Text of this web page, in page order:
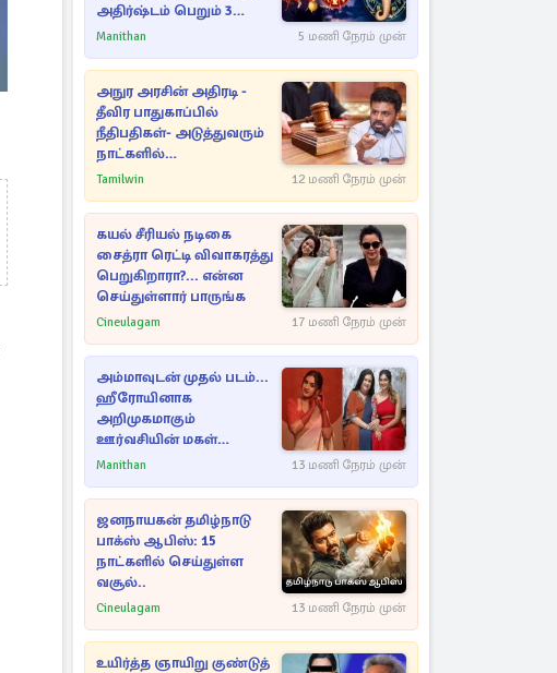
அதிர்ஷ்டம் பெறும் 3
ராசிகள்!
Manithan 5 மணி நேரம் முன்
அநுர அரசின் அதிரடி -
தீவிர பாதுகாப்பில்
நீதிபதிகள்- அடுத்துவரும்
நாட்களில்
அம்பலமாகவுள்ள ரகசியம்
Tamilwin 12 மணி நேரம் முன்
கயல் சீரியல் நடிகை
சைத்ரா ரெட்டி விவாகரத்து
பெறுகிறாரா?... என்ன
செய்துள்ளார் பாருங்க
Cineulagam 17 மணி நேரம் முன்
அம்மாவுடன் முதல் படம்...
ஹீரோயினாக
அறிமுகமாகும்
ஊர்வசியின் மகள்
தேஜலட்சுமி!
Manithan 13 மணி நேரம் முன்
ஜனநாயகன் தமிழ்நாடு
பாக்ஸ் ஆபிஸ்: 15
நாட்களில் செய்துள்ள
வசூல்..
Cineulagam 13 மணி நேரம் முன்
உயிர்த்த ஞாயிறு குண்டுத்